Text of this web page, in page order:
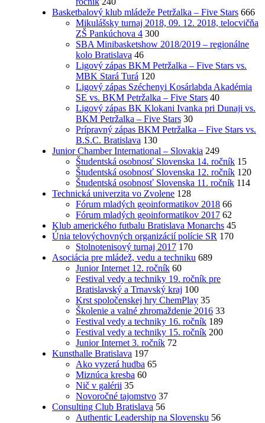
Basketbalový klub mládeže Petržalka – Five Stars 666
Mikulášsky turnaj 2018, 09. 12. 2018, telocvičňa
ZŠ Pankúchova 4 300
SBA Minibasketshow 2018/2019 – regionálne
kolo Bratislava 46
Ligový zápas BKM Petržalka – Five Stars vs.
MBK Stará Turá 120
Ligový zápas Széchenyi Kosárlabda Akadémia
SE vs. BKM Petržalka – Five Stars 40
Ligový zápas BK Klokani Ivanka pri Dunaji vs.
BKM Petržalka – Five Stars 30
Prípravný zápas BKM Petržalka – Five Stars vs.
B.S.C. Bratislava 130
Junior Chamber International – Slovakia 249
Študentská osobnosť Slovenska 14. ročník 15
Študentská osobnosť Slovenska 12. ročník 120
Študentská osobnosť Slovenska 11. ročník 114
Technická univerzita vo Zvolene 128
Fórum mladých geoinformatikov 2018 66
Fórum mladých geoinformatikov 2017 62
Klub amerického futbalu Bratislava Monarchs 45
Únia telovýchovných organizácií polície SR 170
Stolnotenisový turnaj 2017 170
Asociácia pre mládež, vedu a techniku 689
Junior Internet 12. ročník 60
Festival vedy a techniky 19. ročník pre
Bratislavský a Trnavský kraj 100
Krst spoločenskej hry ChemPlay 35
Školenie a valné zhromaždenie 2016 33
Festival vedy a techniky 16. ročník 189
Festival vedy a techniky 15. ročník 200
Junior Internet 3. ročník 72
Kunsthalle Bratislava 197
Ako vyzerá hudba 65
Miznúca kresba 60
Nič v galérii 35
Novoročné tajomstvo 37
Consulting Club Bratislava 56
Authentic Leadership na Slovensku 56